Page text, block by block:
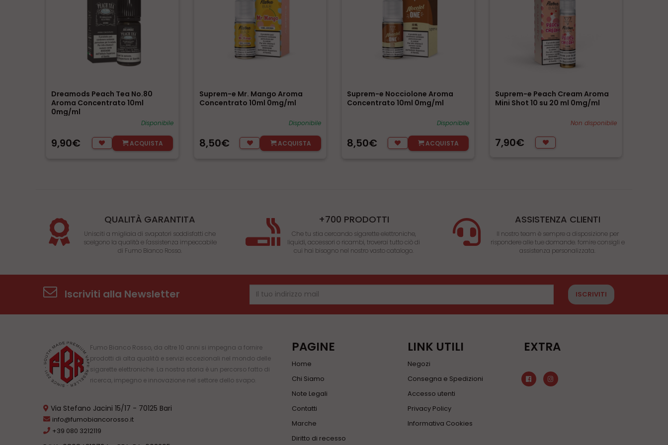
Dreamods Peach Tea No.80
Aroma Concentrato 10ml
0mg/ml
Disponibile
9,90€ ACQUISTA
Suprem-e Mr. Mango Aroma
Concentrato 10ml 0mg/ml
Disponibile
8,50€ ACQUISTA
Suprem-e Nocciolone Aroma
Concentrato 10ml 0mg/ml
Disponibile
8,50€ ACQUISTA
Suprem-e Peach Cream Aroma
Mini Shot 10 su 20 ml 0mg/ml
Non disponibile
7,90€
QUALITÀ GARANTITA
Unisciti a migliaia di svapatori soddisfatti che
scelgono la qualità e l'assistenza impeccabile
di Fumo Bianco Rosso.
+700 PRODOTTI
Che tu stia cercando sigarette elettroniche,
liquidi, accessori o ricambi, troverai tutto ciò di
cui hai bisogno nel nostro vasto catalogo.
ASSISTENZA CLIENTI
Il nostro team è sempre a disposizione per
rispondere alle tue domande. fornire consigli e
assistenza personalizzata.
Iscriviti alla Newsletter ISCRIVITI
Fumo Bianco Rosso, da oltre 10 anni si impegna a fornire
prodotti di alta qualità e servizi eccezionali nel mondo delle
sigarette elettroniche. La nostra storia è un percorso fatto di
ricerca, impegno e innovazione nel settore dello svapo.
Via Stefano Jacini 15/17 - 70125 Bari
info@fumobiancorosso.it
+39 080 3212119
PAGINE
Home
Chi Siamo
Note Legali
Contatti
Marche
Diritto di recesso
LINK UTILI
Negozi
Consegna e Spedizioni
Accesso utenti
Privacy Policy
Informativa Cookies
EXTRA